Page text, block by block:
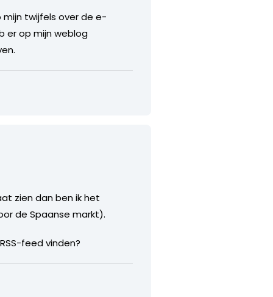
mijn twijfels over de e-
er op mijn weblog
zien dan ben ik het
de Spaanse markt).
feed vinden?